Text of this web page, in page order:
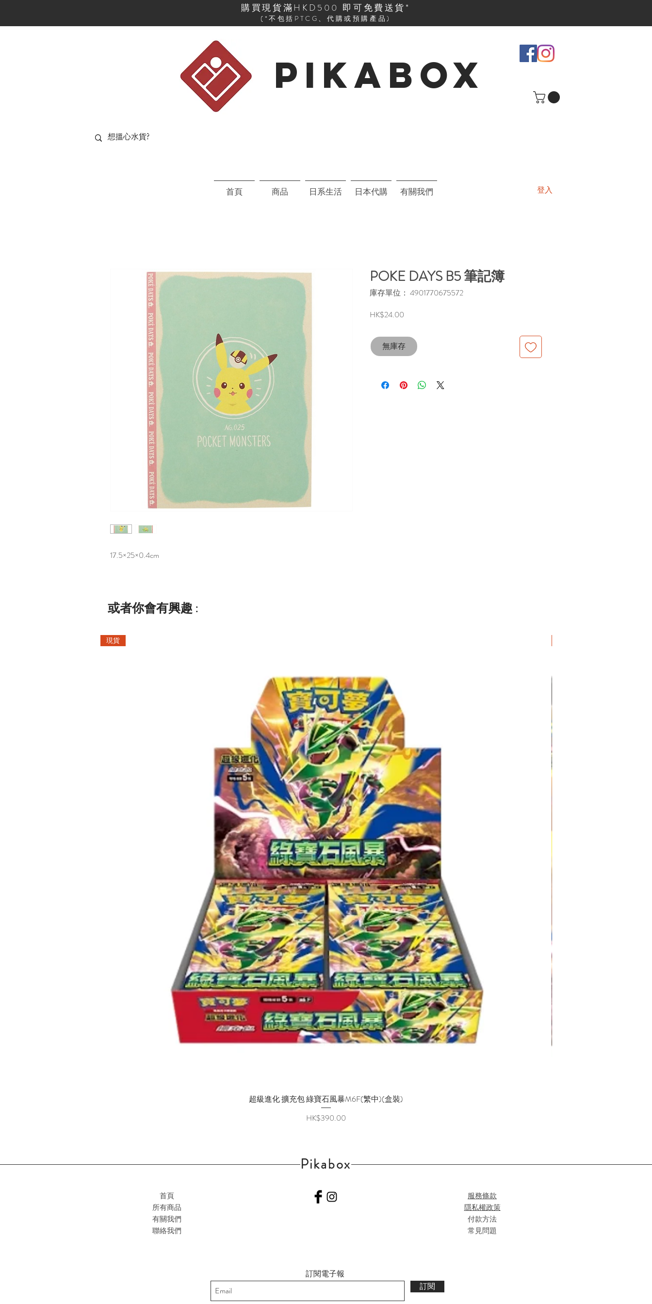
購買現貨滿HKD500 即可免費送貨*
(*不包括PTCG、代購或預購產品)
PIKABOX
首頁 商品 日系生活 日本代購 有關我們 登入
17.5×25×0.4cm
POKE DAYS B5 筆記簿
庫存單位： 4901770675572
HK$24.00
無庫存
或者你會有興趣 :
快速瀏覽
現貨
超級進化 擴充包 綠寶石風暴M6F(繁中)(盒裝)
價格
HK$390.00
Pikabox
首頁
所有商品
有關我們
聯絡我們
服務條款
隱私權政策
付款方法
常見問題
訂閱電子報
訂閱